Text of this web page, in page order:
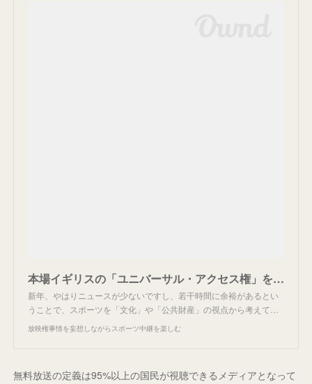
本場イギリスの「ユニバーサル・アクセス権」を学ぶ。
新年、やはりニュースが少ないですし、若干時間に余裕があるとい
うことで、スポーツを「文化」や「公共財産」の視点から考えて…
放映権事情を妄想しながらスポーツ中継を楽しむ
無料放送の定義は95%以上の国民が視聴できるメディアとなって